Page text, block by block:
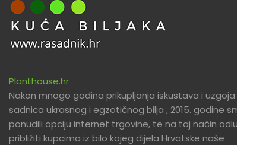
Planthouse.hr
Nakon mnogo godina prikupljanja iskustava i uzgoja
sadnica ukrasnog i egzotičnog bilja , 2015. godine smo
ponudili opciju internet trgovine, te na taj način odlučili
približiti kupcima iz bilo kojeg dijela Hrvatske naše